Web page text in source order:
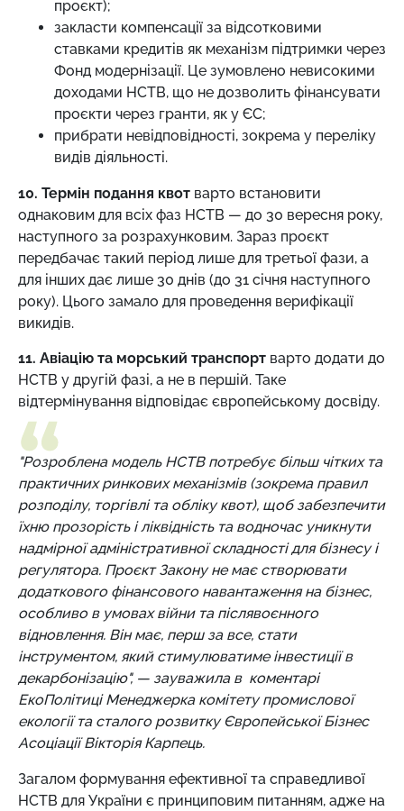
проєкт);
закласти компенсації за відсотковими
ставками кредитів як механізм підтримки через
Фонд модернізації. Це зумовлено невисокими
доходами НСТВ, що не дозволить фінансувати
проєкти через гранти, як у ЄС;
прибрати невідповідності, зокрема у переліку
видів діяльності.
10. Термін подання квот варто встановити
однаковим для всіх фаз НСТВ — до 30 вересня року,
наступного за розрахунковим. Зараз проєкт
передбачає такий період лише для третьої фази, а
для інших дає лише 30 днів (до 31 січня наступного
року). Цього замало для проведення верифікації
викидів.
11. Авіацію та морський транспорт варто додати до
НСТВ у другій фазі, а не в першій. Таке
відтермінування відповідає європейському досвіду.
"Розроблена модель НСТВ потребує більш чітких та
практичних ринкових механізмів (зокрема правил
розподілу, торгівлі та обліку квот), щоб забезпечити
їхню прозорість і ліквідність та водночас уникнути
надмірної адміністративної складності для бізнесу і
регулятора. Проєкт Закону не має створювати
додаткового фінансового навантаження на бізнес,
особливо в умовах війни та післявоєнного
відновлення. Він має, перш за все, стати
інструментом, який стимулюватиме інвестиції в
декарбонізацію", — зауважила в коментарі
ЕкоПолітиці Менеджерка комітету промислової
екології та сталого розвитку Європейської Бізнес
Асоціації Вікторія Карпець.
Загалом формування ефективної та справедливої
НСТВ для України є принциповим питанням, адже на